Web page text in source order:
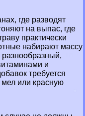
где разводят
на выпас, где
пpaктически
набирают массу
разнообразный,
и
требуется
или красную